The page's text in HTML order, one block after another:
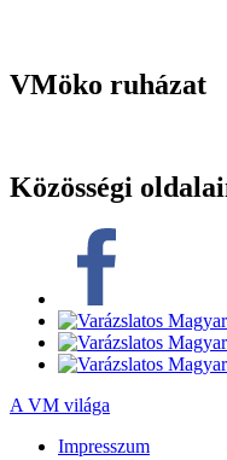
VMöko ruházat
Közösségi
A VM világa
Impresszum